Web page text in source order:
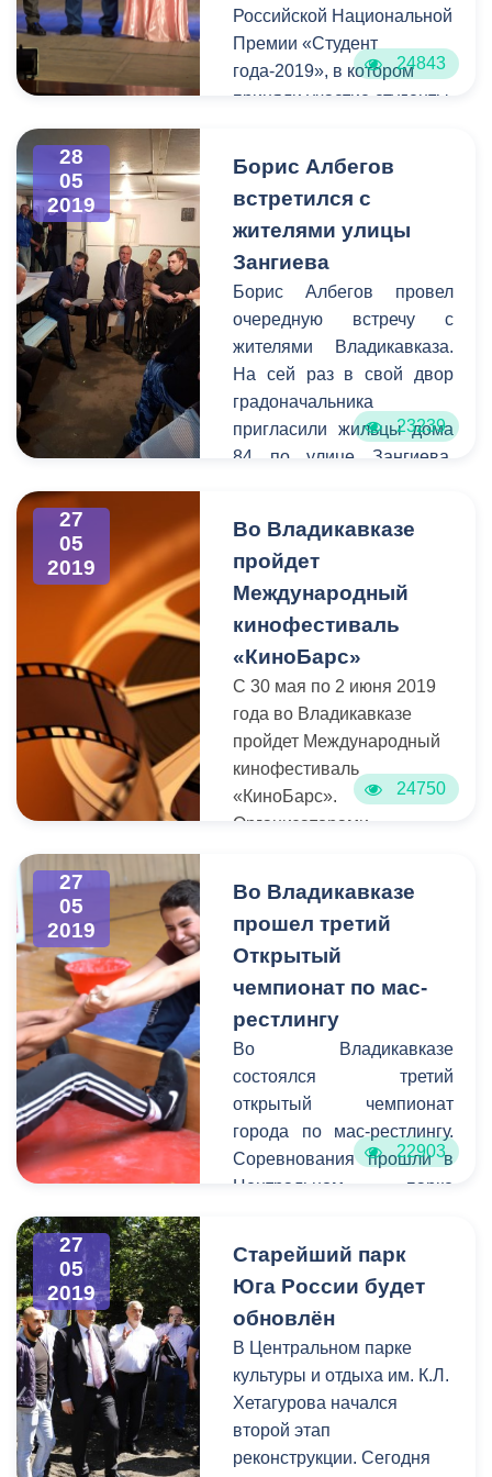
оркестр Кима Суанов.
Российской Национальной
Премии «Студент
года-2019», в котором
приняли участие студенты
специальных учебных
заведений.
Организаторами
республиканского этапа
конкурса выступили
Комитет молодежной
политики физической
культуры и спорта АМС г.
Владикавказа и
региональное отделение
Российского Союза
поддержка и признание
заслуг студентов,
имеющих особые
достижения в области
науки, творчества, спорта,
журналистики,
молодежной политики,
студенческого лидерства и
общественной
деятельности.
24843
28
05
2019
Борис Албегов
встретился с
жителями улицы
Зангиева
Борис Албегов провел
очередную встречу с
жителями Владикавказа.
На сей раз в свой двор
градоначальника
пригласили жильцы дома
84 по улице Зангиева.
приехал руководящий
состав городской мэрии,
Левобережной
префектуры, депутат
Собрания
Представителей от этого
района Дзамболат
Макоев.
23239
27
05
2019
Во Владикавказе
пройдет
Международный
кинофестиваль
«КиноБарс»
С 30 мая по 2 июня 2019
года во Владикавказе
пройдет Международный
кинофестиваль
«КиноБарс».
Организаторами
Министерство культуры
РСО-Алания,
Администрация местного
самоуправления г.
Владикавказа.
24750
27
05
2019
Во Владикавказе
прошел третий
Открытый
чемпионат по мас-
рестлингу
Во Владикавказе
состоялся третий
открытый чемпионат
города по мас-рестлингу.
Соревнования прошли в
Центральном парке
выступили Комитет
молодёжной политики,
физической культуры и
спорта АМС и Федерация
национальных видов
спорта, игр и культуры
Северной Осетии.
22903
27
05
2019
Старейший парк
Юга Роcсии будет
обновлён
В Центральном парке
культуры и отдыха им. К.Л.
Хетагурова начался
второй этап
реконструкции. Сегодня